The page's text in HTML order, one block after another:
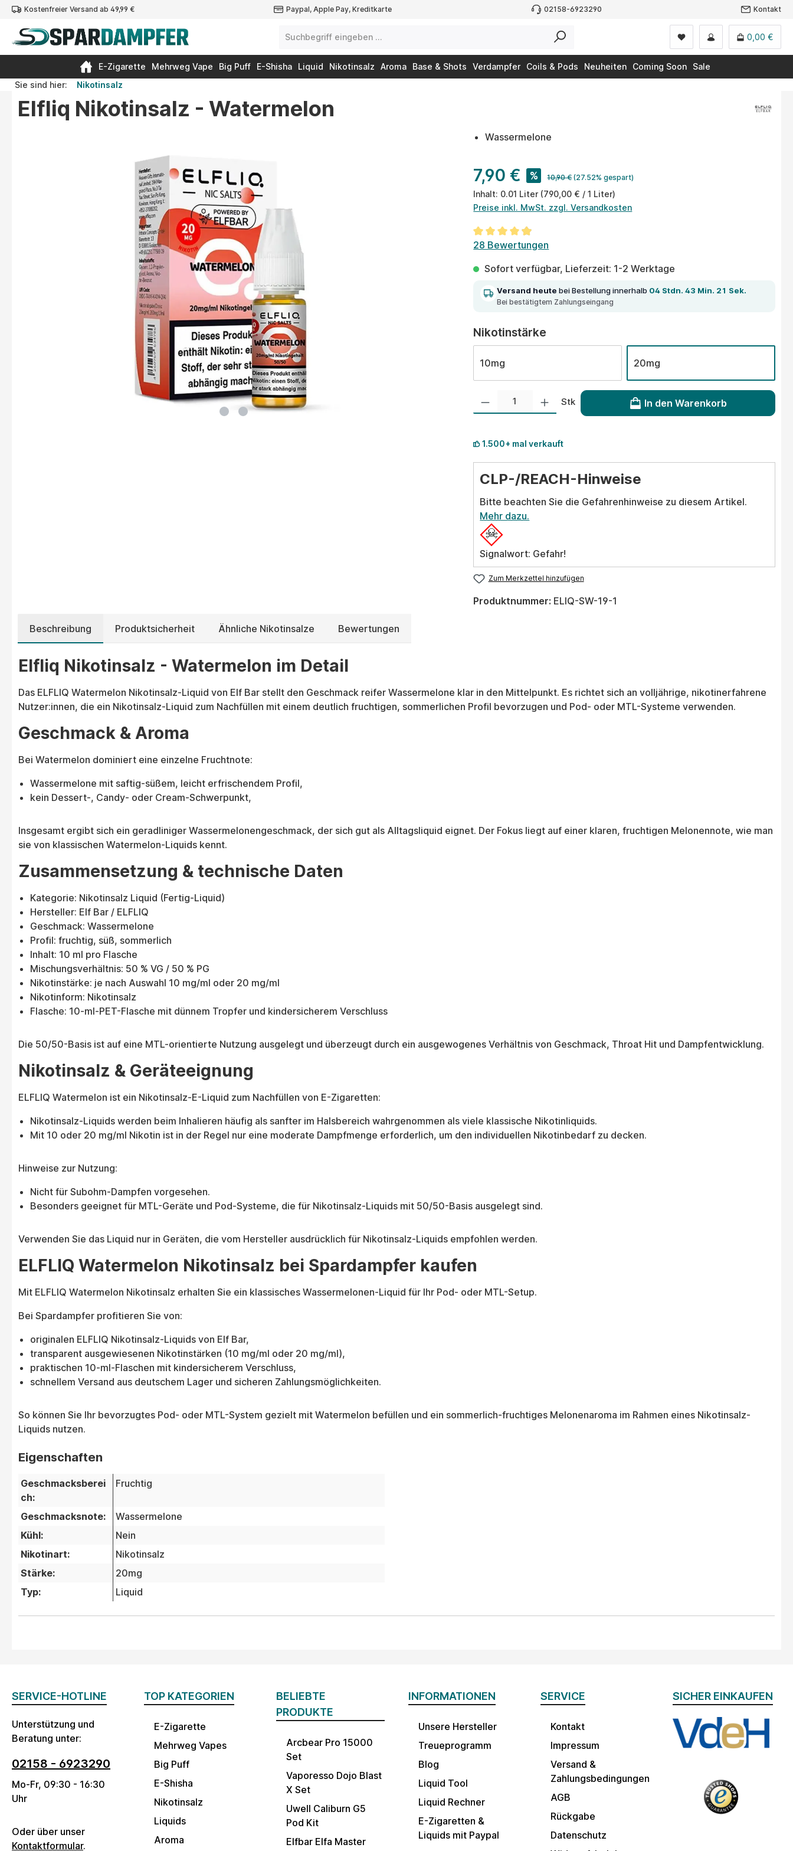
Zur Hauptnavigation springen
Kostenfreier Versand ab 49,99 € Paypal, Apple Pay, Kreditkarte 02158-6923290 Kontakt
0,00 €
E-Zigarette Mehrweg Vape Big Puff E-Shisha Liquid Nikotinsalz Aroma Base & Shots Verdampfer Coils & Pods Neuheiten Coming Soon
Sale
Sie sind hier:
Nikotinsalz
Elfliq Nikotinsalz - Watermelon
Wassermelone
7,90 € % 10,90 € (27.52% gespart)
Inhalt: 0.01 Liter (790,00 € / 1 Liter)
Preise inkl. MwSt. zzgl. Versandkosten
Durchschnittliche Bewertung von 4.8 von 5 Sternen
28 Bewertungen
Sofort verfügbar, Lieferzeit: 1-2 Werktage
Versand heute bei Bestellung innerhalb 04 Stdn. 43 Min. 21 Sek.
Bei bestätigtem Zahlungseingang
Nikotinstärke
10mg 20mg
Produkt Anzahl: Gib den gewünschten Wert ein oder benutze die Schaltflächen um die
Stk In den Warenkorb
1.500+ mal verkauft
CLP-/REACH-Hinweise
Bitte beachten Sie die Gefahrenhinweise zu diesem Artikel.
Mehr dazu.
Signalwort: Gefahr!
Zum Merkzettel hinzufügen
Produktnummer: ELIQ-SW-19-1
Beschreibung Produktsicherheit Ähnliche Nikotinsalze Bewertungen
Elfliq Nikotinsalz - Watermelon im Detail
Das ELFLIQ Watermelon Nikotinsalz-Liquid von Elf Bar stellt den Geschmack reifer Wassermelone klar in den Mittelpunkt. Es richtet sich an volljährige, nikotinerfahrene
Nutzer:innen, die ein Nikotinsalz-Liquid zum Nachfüllen mit einem deutlich fruchtigen, sommerlichen Profil bevorzugen und Pod- oder MTL-Systeme verwenden.
Geschmack & Aroma
Bei Watermelon dominiert eine einzelne Fruchtnote:
Wassermelone mit saftig-süßem, leicht erfrischendem Profil,
kein Dessert-, Candy- oder Cream-Schwerpunkt,
Insgesamt ergibt sich ein geradliniger Wassermelonengeschmack, der sich gut als Alltagsliquid eignet. Der Fokus liegt auf einer klaren, fruchtigen Melonennote, wie man
sie von klassischen Watermelon-Liquids kennt.
Zusammensetzung & technische Daten
Kategorie: Nikotinsalz Liquid (Fertig-Liquid)
Hersteller: Elf Bar / ELFLIQ
Geschmack: Wassermelone
Profil: fruchtig, süß, sommerlich
Inhalt: 10 ml pro Flasche
Mischungsverhältnis: 50 % VG / 50 % PG
Nikotinstärke: je nach Auswahl 10 mg/ml oder 20 mg/ml
Nikotinform: Nikotinsalz
Flasche: 10-ml-PET-Flasche mit dünnem Tropfer und kindersicherem Verschluss
Die 50/50-Basis ist auf eine MTL-orientierte Nutzung ausgelegt und überzeugt durch ein ausgewogenes Verhältnis von Geschmack, Throat Hit und Dampfentwicklung.
Nikotinsalz & Geräteeignung
ELFLIQ Watermelon ist ein Nikotinsalz-E-Liquid zum Nachfüllen von E-Zigaretten:
Nikotinsalz-Liquids werden beim Inhalieren häufig als sanfter im Halsbereich wahrgenommen als viele klassische Nikotinliquids.
Mit 10 oder 20 mg/ml Nikotin ist in der Regel nur eine moderate Dampfmenge erforderlich, um den individuellen Nikotinbedarf zu decken.
Hinweise zur Nutzung:
Nicht für Subohm-Dampfen vorgesehen.
Besonders geeignet für MTL-Geräte und Pod-Systeme, die für Nikotinsalz-Liquids mit 50/50-Basis ausgelegt sind.
Verwenden Sie das Liquid nur in Geräten, die vom Hersteller ausdrücklich für Nikotinsalz-Liquids empfohlen werden.
ELFLIQ Watermelon Nikotinsalz bei Spardampfer kaufen
Mit ELFLIQ Watermelon Nikotinsalz erhalten Sie ein klassisches Wassermelonen-Liquid für Ihr Pod- oder MTL-Setup.
Bei Spardampfer profitieren Sie von:
originalen ELFLIQ Nikotinsalz-Liquids von Elf Bar,
transparent ausgewiesenen Nikotinstärken (10 mg/ml oder 20 mg/ml),
praktischen 10-ml-Flaschen mit kindersicherem Verschluss,
schnellem Versand aus deutschem Lager und sicheren Zahlungsmöglichkeiten.
So können Sie Ihr bevorzugtes Pod- oder MTL-System gezielt mit Watermelon befüllen und ein sommerlich-fruchtiges Melonenaroma im Rahmen eines Nikotinsalz-
Liquids nutzen.
Eigenschaften
Geschmacksberei
ch:
Fruchtig
Geschmacksnote:
Wassermelone
Kühl:
Nein
Nikotinart:
Nikotinsalz
Stärke:
20mg
Typ:
Liquid
SERVICE-HOTLINE
Unterstützung und
Beratung unter:
02158 - 6923290
Mo-Fr, 09:30 - 16:30
Uhr
Oder über unser
Kontaktformular.
TOP KATEGORIEN
E-Zigarette
Mehrweg Vapes
Big Puff
E-Shisha
Nikotinsalz
Liquids
Aroma
BELIEBTE
PRODUKTE
Arcbear Pro 15000
Set
Vaporesso Dojo Blast
X Set
Uwell Caliburn G5
Pod Kit
Elfbar Elfa Master
INFORMATIONEN
Unsere Hersteller
Treueprogramm
Blog
Liquid Tool
Liquid Rechner
E-Zigaretten &
Liquids mit Paypal
SERVICE
Kontakt
Impressum
Versand &
Zahlungsbedingungen
AGB
Rückgabe
Datenschutz
SICHER EINKAUFEN